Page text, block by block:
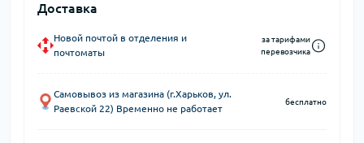
Доставка
Новой почтой в отделения и
почтоматы
за тарифами
перевозчика
Самовывоз из магазина (г.Харьков, ул.
Раевской 22) Временно не работает
бесплатно